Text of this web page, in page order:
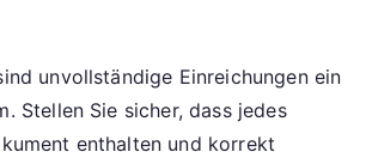
unvollständige Einreichungen ein
Stellen Sie sicher, dass jedes
enthalten und korrekt